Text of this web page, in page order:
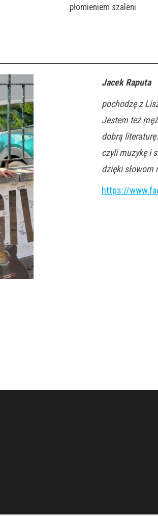
płomieniem szaleni
Jacek Raputa
pochodzę z
Jestem też
dobrą
czyli muzykę i
dzięki słowom
https://